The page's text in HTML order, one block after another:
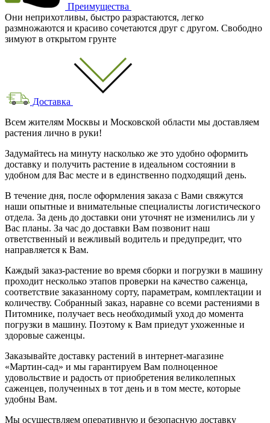
Преимущества
Они неприхотливы, быстро разрастаются, легко
размножаются и красиво сочетаются друг с другом. Свободно
зимуют в открытом грунте
Доставка
Всем жителям Москвы и Московской области мы доставляем
растения лично в руки!
Задумайтесь на минуту насколько же это удобно оформить
доставку и получить растение в идеальном состоянии в
удобном для Вас месте и в единственно подходящий день.
В течение дня, после оформления заказа с Вами свяжутся
наши опытные и внимательные специалисты логистического
отдела. За день до доставки они уточнят не изменились ли у
Вас планы. За час до доставки Вам позвонит наш
ответственный и вежливый водитель и предупредит, что
направляется к Вам.
Каждый заказ-растение во время сборки и погрузки в машину
проходит несколько этапов проверки на качество саженца,
соответствие заказанному сорту, параметрам, комплектации и
количеству. Собранный заказ, наравне со всеми растениями в
Питомнике, получает весь необходимый уход до момента
погрузки в машину. Поэтому к Вам приедут ухоженные и
здоровые саженцы.
Заказывайте доставку растений в интернет-магазине
«Мартин-сад» и мы гарантируем Вам полноценное
удовольствие и радость от приобретения великолепных
саженцев, полученных в тот день и в том месте, которые
удобны Вам.
Мы осуществляем оперативную и безопасную доставку